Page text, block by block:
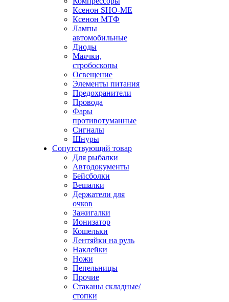
Ксенон SHO-ME
Ксенон МТФ
Лампы
автомобильные
Диоды
Маячки,
стробоскопы
Освещение
Элементы питания
Предохранители
Провода
Фары
противотуманные
Сигналы
Шнуры
Сопутствующий товар
Для рыбалки
Автодокументы
Бейсболки
Вешалки
Держатели для
очков
Зажигалки
Ионизатор
Кошельки
Лентяйки на руль
Наклейки
Ножи
Пепельницы
Прочие
Стаканы складные/
стопки